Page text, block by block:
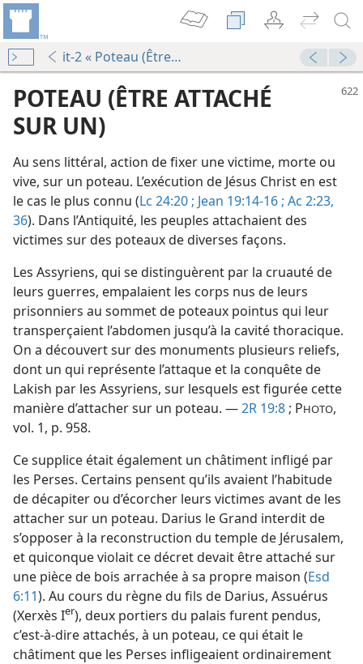
it-2 « Poteau (Être attaché sur un) »
POTEAU (ÊTRE ATTACHÉ
SUR UN)
Au sens littéral, action de fixer une victime, morte ou
vive, sur un poteau. L’exécution de Jésus Christ en est
le cas le plus connu (Lc 24:20 ; Jean 19:14-16 ; Ac 2:23,
36). Dans l’Antiquité, les peuples attachaient des
victimes sur des poteaux de diverses façons.
Les Assyriens, qui se distinguèrent par la cruauté de
leurs guerres, empalaient les corps nus de leurs
prisonniers au sommet de poteaux pointus qui leur
transperçaient l’abdomen jusqu’à la cavité thoracique.
On a découvert sur des monuments plusieurs reliefs,
dont un qui représente l’attaque et la conquête de
Lakish par les Assyriens, sur lesquels est figurée cette
manière d’attacher sur un poteau. —2R 19:8 ; PHOTO,
vol. 1, p. 958.
Ce supplice était également un châtiment infligé par
les Perses. Certains pensent qu’ils avaient l’habitude
de décapiter ou d’écorcher leurs victimes avant de les
attacher sur un poteau. Darius le Grand interdit de
s’opposer à la reconstruction du temple de Jérusalem,
et quiconque violait ce décret devait être attaché sur
une pièce de bois arrachée à sa propre maison (Esd
6:11). Au cours du règne du fils de Darius, Assuérus
(Xerxès Ier), deux portiers du palais furent pendus,
c’est-à-dire attachés, à un poteau, ce qui était le
châtiment que les Perses infligeaient ordinairement